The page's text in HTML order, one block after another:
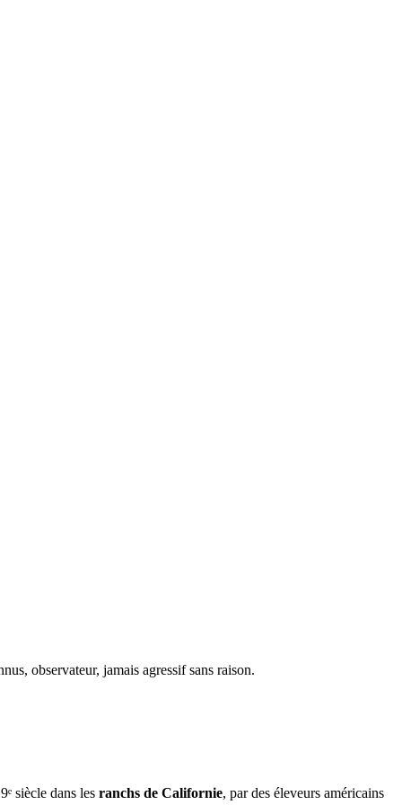
observateur, jamais agressif sans raison.
siècle dans les ranchs de Californie, par des éleveurs américains